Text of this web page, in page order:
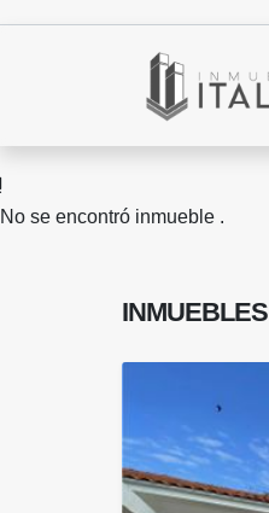
No se encontró inmueble .
INMUEBLES